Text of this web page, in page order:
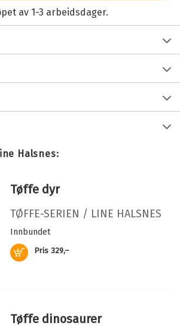
av 1-3 arbeidsdager.
56
Halsnes, Line
Bokmål
3 - 6
tøffe maskiner. Fargerikt,
her får du se hva maskinene gjør og
Halsnes:
Tøffe dyr
TØFFE-SERIEN / LINE HALSNES
Innbundet
Pris 329,–
Kjøp
Tøffe dinosaurer